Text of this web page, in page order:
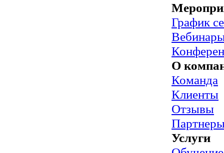
График
О
Команда
Клиенты
Отзывы
Услуги